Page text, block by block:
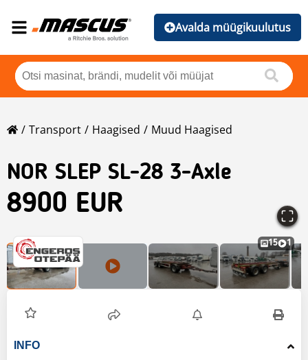
Avalda müügikuulutus
Transport Haagised Muud Haagised
NOR SLEP SL-28 3-Axle
8900 EUR
15 1
INFO